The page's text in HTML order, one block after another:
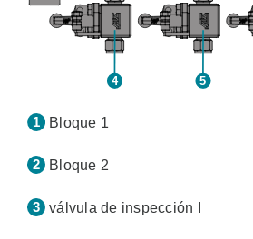
Bloque 1
Bloque 2
válvula de inspección I